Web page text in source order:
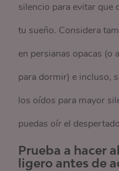
silencio para evitar
tu sueño. Considera
en persianas opacas (o
para dormir) e incluso,
los oídos para mayor
puedas oír el
Prueba a hacer
ligero antes de